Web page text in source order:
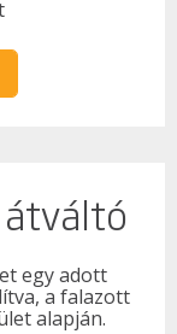
egy adott
a falazott
alapján.